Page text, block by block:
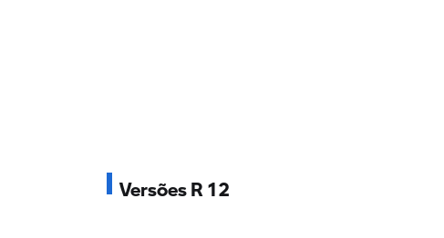
Versões R 12